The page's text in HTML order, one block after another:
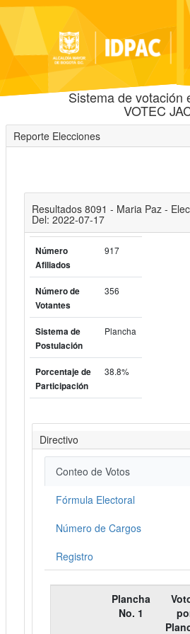
Sistema de votación
VOTEC
Reporte Elecciones
Resultados 8091 - Maria Paz -
Del: 2022-07-17
Número
Afiliados
917
Número de
Votantes
356
Sistema de
Postulación
Plancha
Porcentaje de
Participación
38.8%
Directivo
Conteo de Votos
Fórmula Electoral
Número de Cargos
Registro
Plancha
No. 1